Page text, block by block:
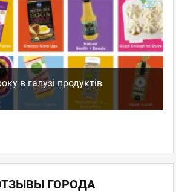
в галузі продуктів
ГОРОДА